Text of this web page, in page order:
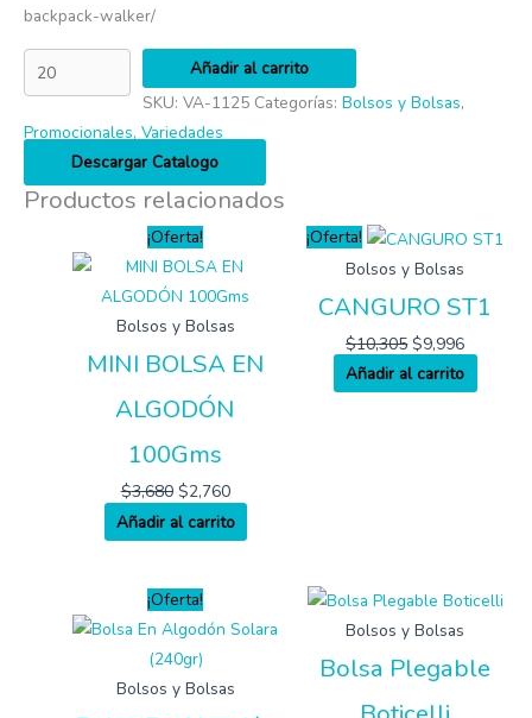
backpack-walker/
Añadir al carrito
SKU: VA-1125 Categorías: Bolsos y Bolsas,
Promocionales, Variedades
Descargar Catalogo
Productos relacionados
¡Oferta!
Bolsos y Bolsas
MINI BOLSA EN
ALGODÓN
100Gms
$3,680 $2,760
Añadir al carrito
¡Oferta!
Bolsos y Bolsas
CANGURO ST1
$10,305 $9,996
Añadir al carrito
¡Oferta!
Bolsos y Bolsas
Bolsos y Bolsas
Bolsa Plegable